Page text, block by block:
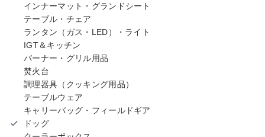
インナーマット・グランドシート
テーブル・チェア
ランタン（ガス・LED）・ライト
IGT＆キッチン
バーナー・グリル用品
焚火台
調理器具（クッキング用品）
テーブルウェア
キャリーバッグ・フィールドギア
ドッグ